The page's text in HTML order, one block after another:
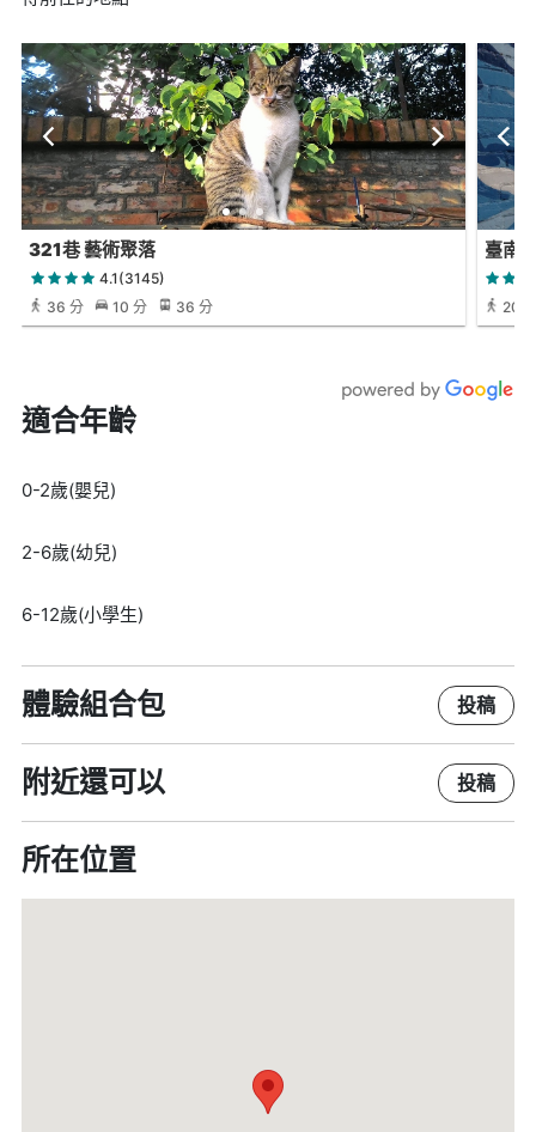
321巷 藝術聚落
4.1(3145)
36 分
10 分 36 分
臺南
20
適合年齡
0-2歲(嬰兒)
2-6歲(幼兒)
6-12歲(小學生)
體驗組合包 投稿
附近還可以 投稿
所在位置